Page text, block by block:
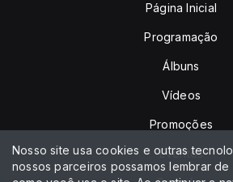
Página Inicial
Programação
Álbuns
Vídeos
Promoções
Eventos
Nosso site usa cookies e outras
nossos parceiros possamos lembrar